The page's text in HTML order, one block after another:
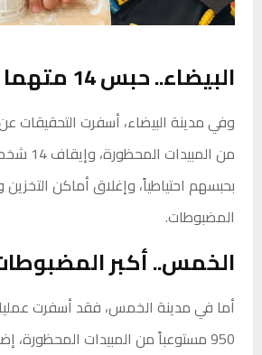
البيضاء.. حبس 14 متهما
من
بحبسهم احتياطياً، وإغلاق أماكن
المضبوطات.
الخمس.. أكبر
أما في مدينة الخمس، فقد أسفرت